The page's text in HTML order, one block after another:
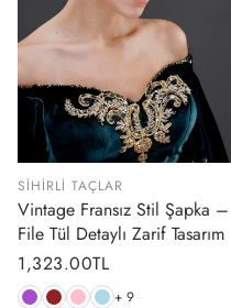
SIHIRLI TAÇLAR
Vintage Fransız Stil Şapka –
File Tül Detaylı Zarif Tasarım
Normal
fiyat
1,323.00TL
+ 9